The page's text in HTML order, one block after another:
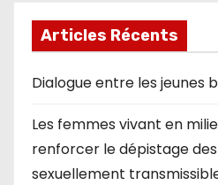
Articles Récents
Dialogue entre les jeunes
Les femmes vivant en
renforcer le dépistage
sexuellement